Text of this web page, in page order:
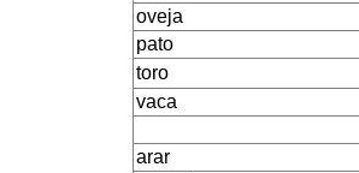
oveja
pato
toro
vaca
arar